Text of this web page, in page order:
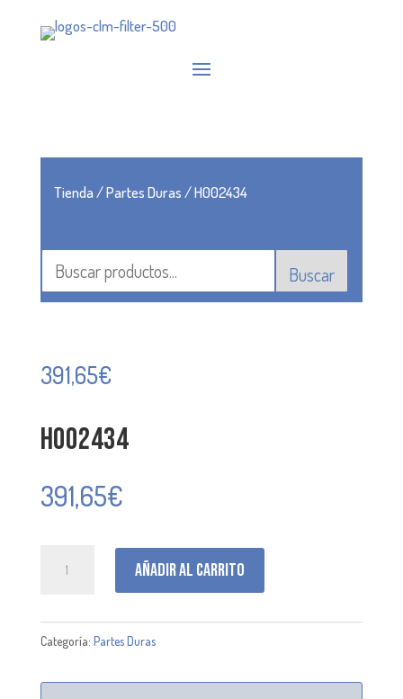
Tienda/Partes Duras/ H002434
Buscar
391,65€
H002434
391,65€
Añadir al carrito
Categoría: Partes Duras